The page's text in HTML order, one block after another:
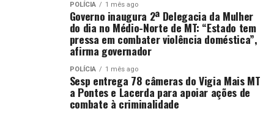
POLÍCIA 1 mês ago
Governo inaugura 2ª Delegacia da Mulher
do dia no Médio-Norte de MT: “Estado tem
pressa em combater violência doméstica”,
afirma governador
POLÍCIA 1 mês ago
Sesp entrega 78 câmeras do Vigia Mais MT
a Pontes e Lacerda para apoiar ações de
combate à criminalidade